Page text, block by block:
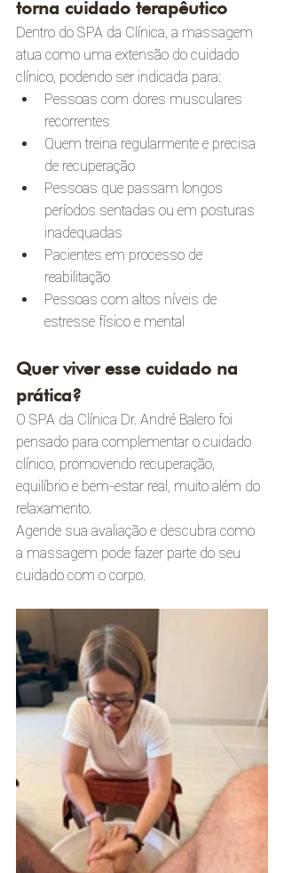
torna cuidado terapêutico
Dentro do SPA da Clínica, a massagem
atua como uma extensão do cuidado
clínico, podendo ser indicada para:
Pessoas com dores musculares
recorrentes
Quem treina regularmente e precisa
de recuperação
Pessoas que passam longos
períodos sentadas ou em posturas
inadequadas
Pacientes em processo de
reabilitação
Pessoas com altos níveis de
estresse físico e mental
Quer viver esse cuidado na
prática?
O SPA da Clínica Dr. André Balero foi
pensado para complementar o cuidado
clínico, promovendo recuperação,
equilíbrio e bem-estar real, muito além do
relaxamento.
Agende sua avaliação e descubra como
a massagem pode fazer parte do seu
cuidado com o corpo.